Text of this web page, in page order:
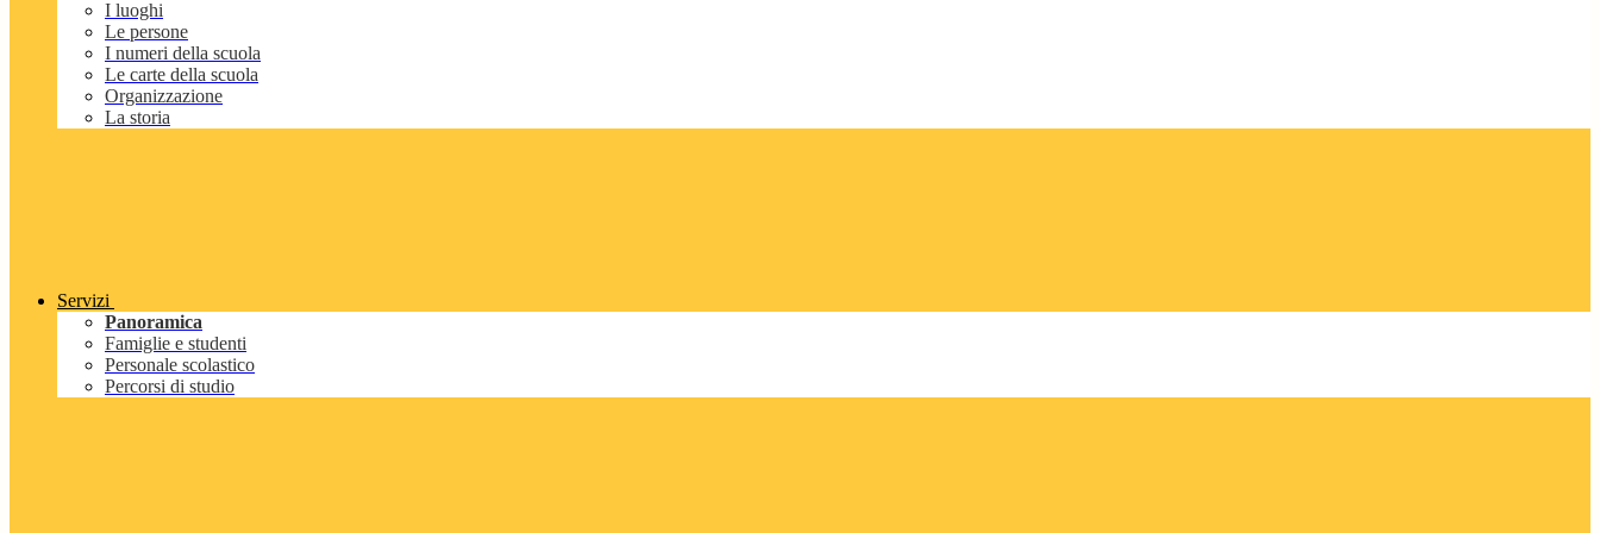
I luoghi
Le persone
I numeri della scuola
Le carte della scuola
Organizzazione
La storia
Servizi
Panoramica
Famiglie e studenti
Personale scolastico
Percorsi di studio